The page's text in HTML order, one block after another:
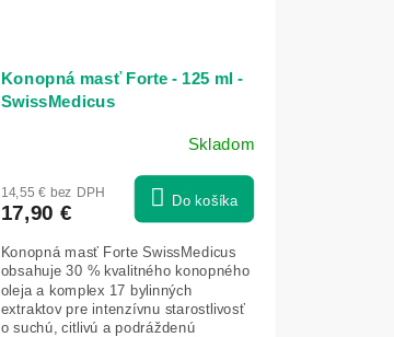
Konopná masť Forte - 125 ml -
SwissMedicus
Skladom
14,55 € bez DPH
17,90 €
Do košíka
Konopná masť Forte SwissMedicus
obsahuje 30 % kvalitného konopného
oleja a komplex 17 bylinných
extraktov pre intenzívnu starostlivosť
o suchú, citlivú a podráždenú